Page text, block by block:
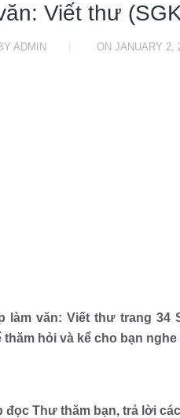
Viết thư
ADMIN ON JANUARY 2,
làm văn: Viết thư trang
hỏi và kể cho bạn
đọc Thư thăm bạn, trả lời